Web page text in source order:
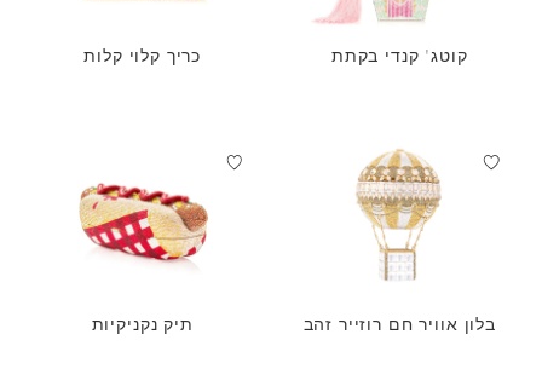
קוטג' קנדי בקתת כריך קלוי קלות
בלון אוויר חם רוזייר זהב תיק נקניקיות